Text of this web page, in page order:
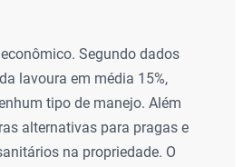
Segundo dados
lavoura em média 15%,
tipo de manejo. Além
alternativas para pragas e
na propriedade. O